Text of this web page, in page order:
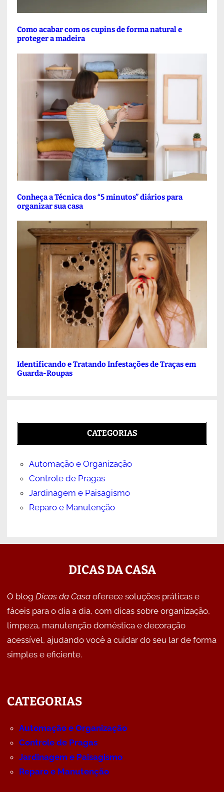
Como acabar com os cupins de forma natural e
proteger a madeira
Conheça a Técnica dos “5 minutos” diários para
organizar sua casa
Identificando e Tratando Infestações de Traças em
Guarda-Roupas
CATEGORIAS
Automação e Organização
Controle de Pragas
Jardinagem e Paisagismo
Reparo e Manutenção
DICAS DA CASA
O blog Dicas da Casaoferece soluções práticas e
fáceis para o dia a dia, com dicas sobre organização,
limpeza, manutenção doméstica e decoração
acessível, ajudando você a cuidar do seu lar de forma
simples e eficiente.
CATEGORIAS
Automação e Organização
Controle de Pragas
Jardinagem e Paisagismo
Reparo e Manutenção